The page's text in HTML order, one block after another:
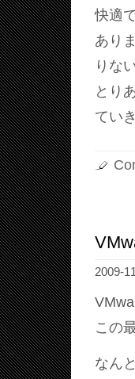
快適
あり
りな
とり
てい
2009-
この
なん